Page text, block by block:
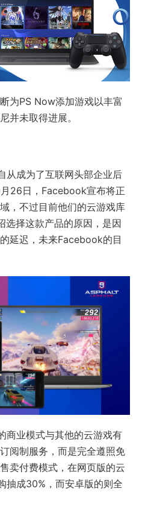
为PS Now添加游戏以丰富
并未取得进展。
从成为了互联网头部企业后
26日，Facebook宣布将正
，不过目前他们的云游戏库
选择这款产品的原因，是因
延迟，未来Facebook的目
商业模式与其他的云游戏有
阅制服务，而是完全遵照免
卖付费模式，在网页版的云
抽成30%，而安卓版的则全